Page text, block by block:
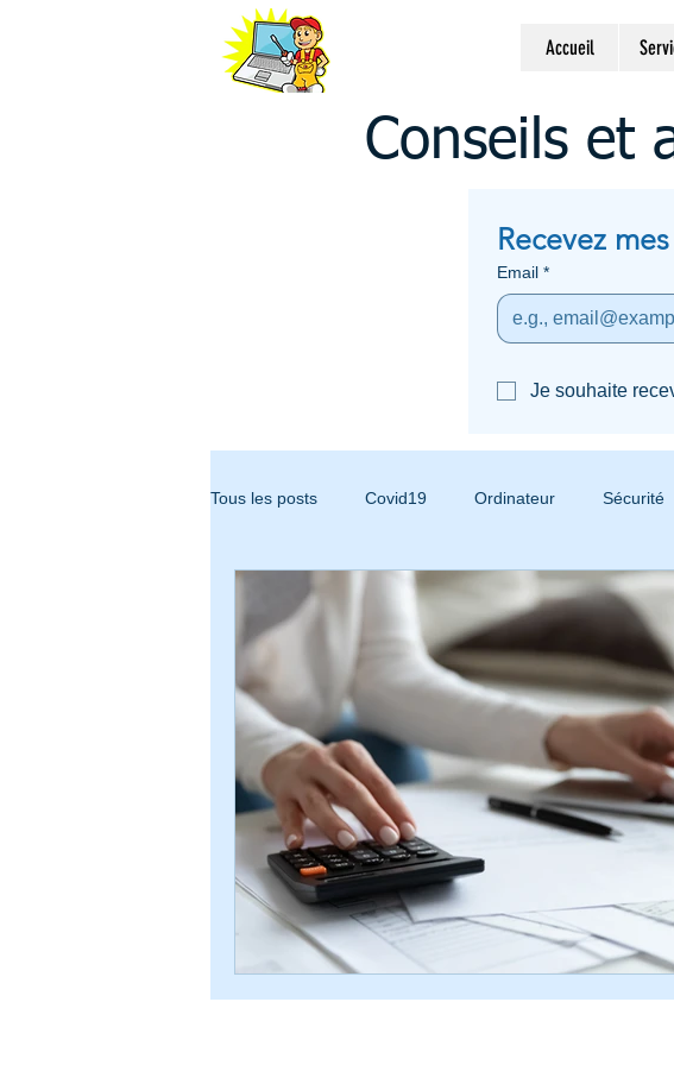
Accueil
Conseils et
Recevez
Email *
Je souhaite
Tous les posts Covid19 Ordinateur Sécurité
Fibre Montpellier